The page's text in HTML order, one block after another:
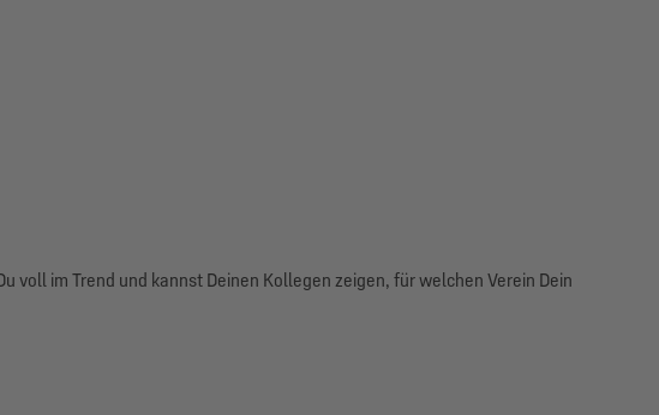
voll im Trend und kannst Deinen Kollegen zeigen, für welchen Verein Dein